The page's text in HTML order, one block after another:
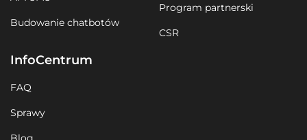
Budowanie chatbotów
Program partnerski
CSR
InfoCentrum
FAQ
Sprawy